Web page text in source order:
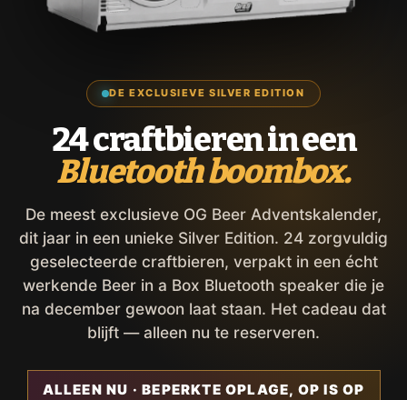
DE EXCLUSIEVE SILVER EDITION
24 craftbieren in een
Bluetooth boombox.
De meest exclusieve OG Beer Adventskalender,
dit jaar in een unieke Silver Edition. 24 zorgvuldig
geselecteerde craftbieren, verpakt in een écht
werkende Beer in a Box Bluetooth speaker die je
na december gewoon laat staan. Het cadeau dat
blijft — alleen nu te reserveren.
ALLEEN NU · BEPERKTE OPLAGE, OP IS OP